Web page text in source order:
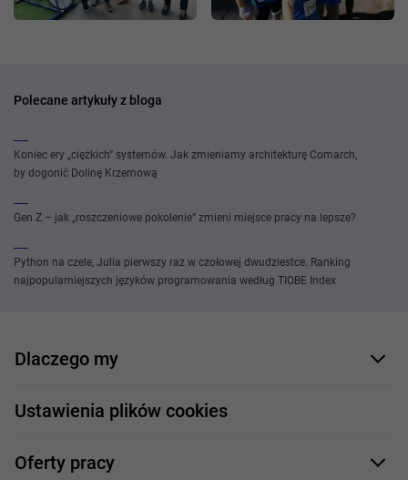
Polecane artykuły z bloga
Koniec ery „ciężkich” systemów. Jak zmieniamy architekturę Comarch,
by dogonić Dolinę Krzemową
Gen Z – jak „roszczeniowe pokolenie” zmieni miejsce pracy na lepsze?
Python na czele, Julia pierwszy raz w czołowej dwudziestce. Ranking
najpopularniejszych języków programowania według TIOBE Index
Dlaczego my
Nasi pracownicy
Nasze projekty
Ustawienia plików cookies
Oferty pracy